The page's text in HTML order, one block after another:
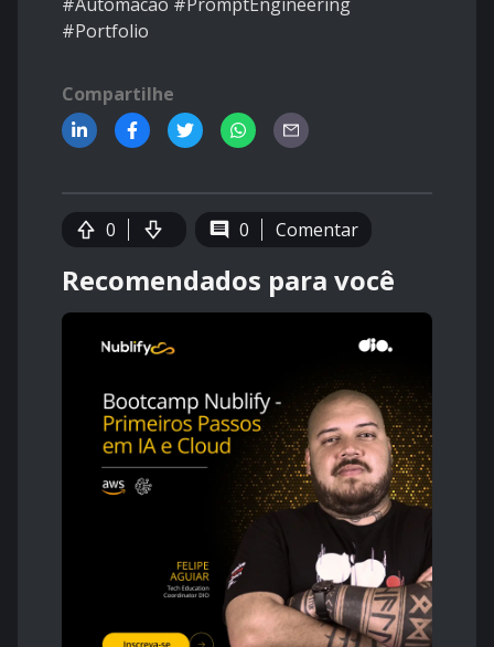
#Portfolio
Compartilhe
0 0 Comentar
Recomendados para você